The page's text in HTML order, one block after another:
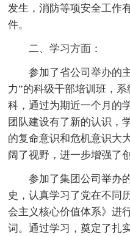
发生，消防等项安全工作
件。
二、学习方面：
参加了省公司举办的
力”的科级干部培训班，
科，通过为期近一个月的
团队建设有了新的认识，
的复命意识和危机意识大
阔了视野，进一步增强了
参加了集团公司举办
史，认真学习了党在不同
会主义核心价值体系》进
词。通过学习，奠定了扎